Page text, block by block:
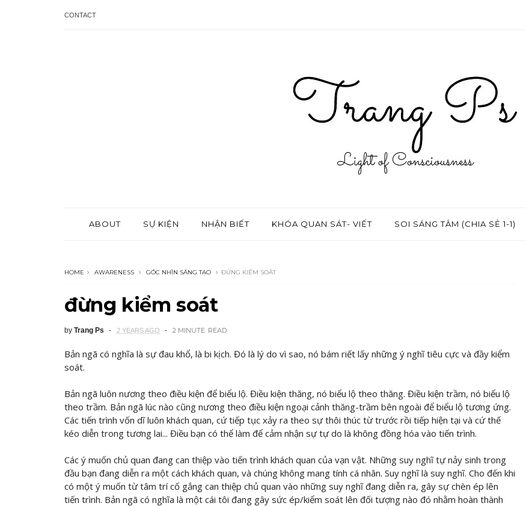
CONTACT
ABOUT SỰ KIỆN NHẬN BIẾT KHÓA QUAN SÁT- VIẾT SOI SÁNG TÂM (CHIA SẺ 1-1)
HOME AWARENESS GÓC NHÌN SÁNG TẠO ĐỪNG KIỂM SOÁT
đừng kiểm soát
by Trang Ps 2 YEARS AGO 2 MINUTE READ
Bản ngã có nghĩa là sự đau khổ, là bi kịch. Đó là lý do vì sao, nó bám riết lấy những ý nghĩ tiêu cực và đầy kiểm
soát.
Bản ngã luôn nương theo điều kiện để biểu lộ. Điều kiện thăng, nó biểu lộ theo thăng. Điều kiện trầm, nó biểu lộ
theo trầm. Bản ngã lúc nào cũng nương theo điều kiện ngoại cảnh thăng-trầm bên ngoài để biểu lộ tương ứng.
Các tiến trình vốn dĩ luôn khách quan, cứ tiếp tục xảy ra theo sự thôi thúc từ trước rồi tiếp hiện tại và cứ thế
kéo diễn trong tương lai... Điều bạn có thể làm để cảm nhận sự tự do là không đồng hóa vào tiến trình.
Các ý muốn chủ quan đang can thiệp vào tiến trình khách quan của vạn vật. Những suy nghĩ tự nảy sinh trong
đầu bạn đang diễn ra một cách khách quan, và chúng không mang tính cá nhân. Suy nghĩ là suy nghĩ. Cho đến khi
có một ý muốn từ tâm trí cố gắng can thiệp chủ quan vào những suy nghĩ đang diễn ra, gây sự chèn ép lên
tiến trình. Bản ngã có nghĩa là một cái tôi đang gây sức ép/kiểm soát lên đối tượng nào đó nhằm hoàn thành